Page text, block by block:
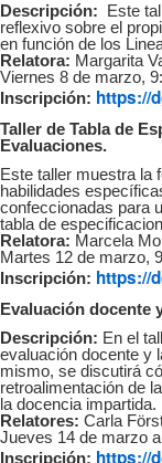
Descripción:
Este
reflexivo sobre el
en función de los
Relatora: Margarita
Viernes 8 de marzo,
Inscripción: https://
Taller de Tabla de
Evaluaciones.
Este taller muestra la
habilidades
confeccionadas para
tabla de
Relatora: Marcela
Martes 12 de marzo,
Inscripción: https://
Evaluación docente
Descripción: En el
evaluación docente y
mismo, se discutirá
retroalimentación de
la docencia impartida.
Relatores: Carla
Jueves 14 de marzo
Inscripción: https://